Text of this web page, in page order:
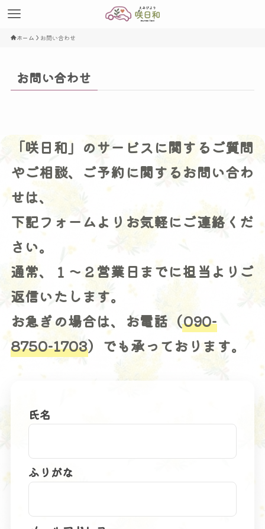
ホーム お問い合わせ
お問い合わせ
「咲日和」のサービスに関するご質問
やご相談、ご予約に関するお問い合わ
せは、
下記フォームよりお気軽にご連絡くだ
さい。
通常、１〜２営業日までに担当よりご
返信いたします。
お急ぎの場合は、お電話（090-
8750-1703）でも承っております。
氏名
ふりがな